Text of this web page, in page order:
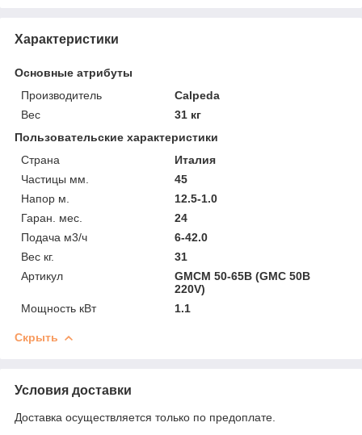
Характеристики
Основные атрибуты
Производитель
Calpeda
Вес
31 кг
Пользовательские характеристики
Страна
Италия
Частицы мм.
45
Напор м.
12.5-1.0
Гаран. мес.
24
Подача м3/ч
6-42.0
Вес кг.
31
Артикул
GMCM 50-65B (GMC 50B
220V)
Мощность кВт
1.1
Скрыть
Условия доставки
Доставка осуществляется только по предоплате.